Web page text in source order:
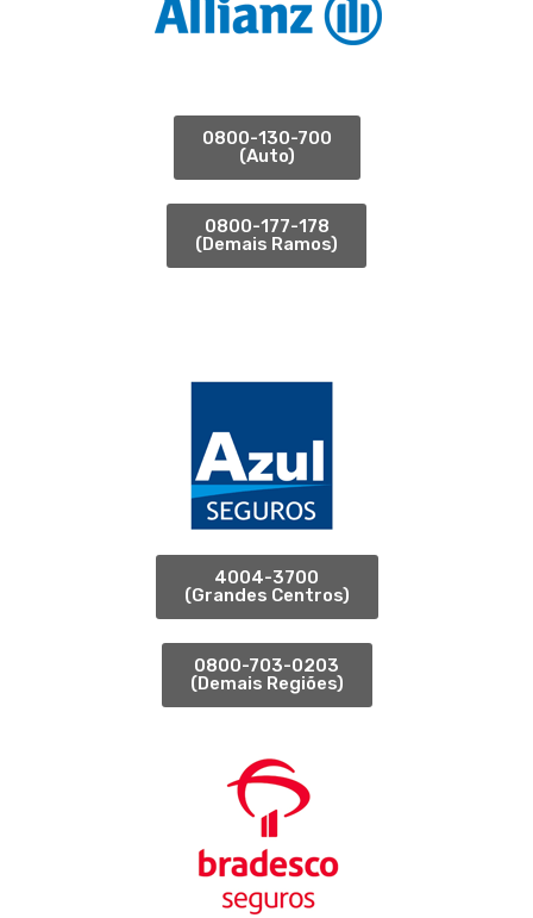
0800-130-700
(Auto)
0800-177-178
(Demais Ramos)
4004-3700
(Grandes Centros)
0800-703-0203
(Demais Regiões)